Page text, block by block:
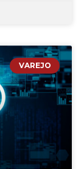
VAREJO